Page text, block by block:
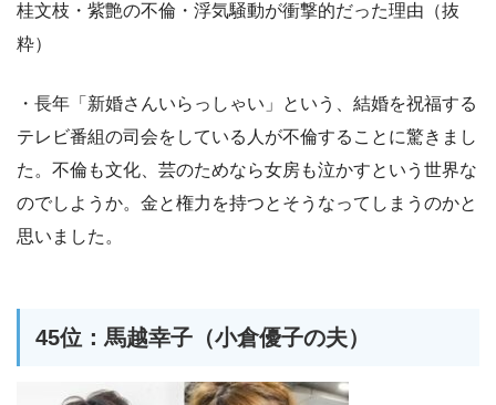
桂文枝・紫艶の不倫・浮気騒動が衝撃的だった理由（抜
粋）
・長年「新婚さんいらっしゃい」という、結婚を祝福する
テレビ番組の司会をしている人が不倫することに驚きまし
た。不倫も文化、芸のためなら女房も泣かすという世界な
のでしようか。金と権力を持つとそうなってしまうのかと
思いました。
45位：馬越幸子（小倉優子の夫）